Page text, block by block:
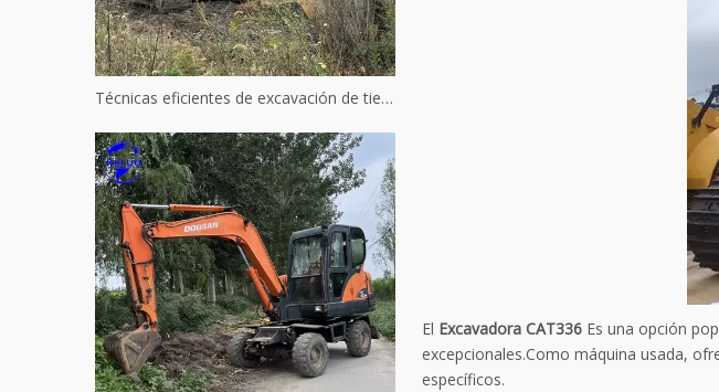
Técnicas eficientes de excavación de tierras para maquinaria hidráulica
El Excavadora CAT336 Es una opción
excepcionales.Como máquina usada,
específicos.